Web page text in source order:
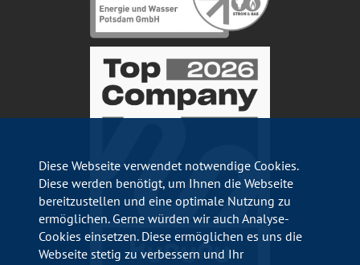
Diese Webseite verwendet notwendige Cookies.
Diese werden benötigt, um Ihnen die Webseite
bereitzustellen und eine optimale Nutzung zu
ermöglichen. Gerne würden wir auch Analyse-
Cookies einsetzen. Diese ermöglichen es uns die
Webseite stetig zu verbessern und Ihr